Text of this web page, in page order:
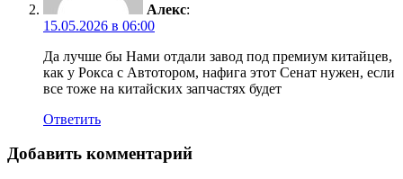
Алекс:
15.05.2026 в 06:00
Да лучше бы Нами отдали завод под премиум китайцев,
как у Рокса с Автотором, нафига этот Сенат нужен, если
все тоже на китайских запчастях будет
Ответить
Добавить комментарий